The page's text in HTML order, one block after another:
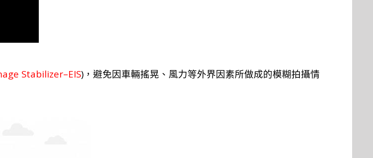
Stabilizer–EIS) ，避免因車輛搖晃、風力等外界因素所做成的模糊拍攝情